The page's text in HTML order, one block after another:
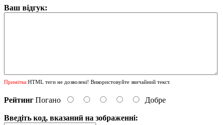
Ваш відгук:
Примітка:HTML теги не дозволені! Використовуйте звичайний текст.
Рейтинг Погано Добре
Введіть код, вказаний на зображенні: